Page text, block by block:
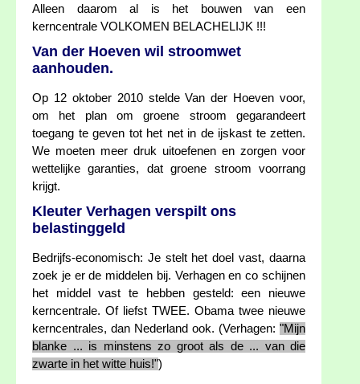
Alleen daarom al is het bouwen van een
kerncentrale VOLKOMEN BELACHELIJK !!!
Van der Hoeven wil stroomwet
aanhouden.
Op 12 oktober 2010 stelde Van der Hoeven voor,
om het plan om groene stroom gegarandeert
toegang te geven tot het net in de ijskast te zetten.
We moeten meer druk uitoefenen en zorgen voor
wettelijke garanties, dat groene stroom voorrang
krijgt.
Kleuter Verhagen verspilt ons
belastinggeld
Bedrijfs-economisch: Je stelt het doel vast, daarna
zoek je er de middelen bij. Verhagen en co schijnen
het middel vast te hebben gesteld: een nieuwe
kerncentrale. Of liefst TWEE. Obama twee nieuwe
kerncentrales, dan Nederland ook. (Verhagen: "Mijn
blanke ... is minstens zo groot als de ... van die
zwarte in het witte huis!")